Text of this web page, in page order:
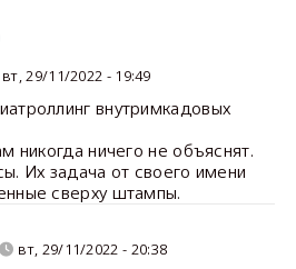
вт, 29/11/2022 - 19:49
внутримкадовых
никогда ничего не объяснят.
Их задача от своего имени
сверху штампы.
вт, 29/11/2022 - 20:38